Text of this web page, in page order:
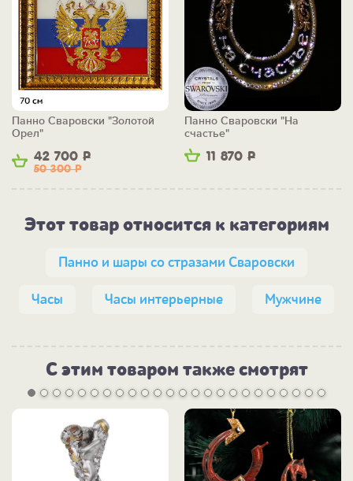
42 700 Р
50 300Р
Панно Сваровски "Золотой
Орел"
11 870 Р
Панно Сваровски "На
счастье"
Этот товар относится к категориям
Панно и шары со стразами Сваровски
Часы Часы интерьерные Мужчине
С этим товаром также смотрят